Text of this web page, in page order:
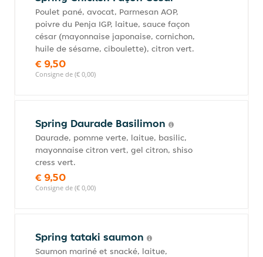
Poulet pané, avocat, Parmesan AOP,
poivre du Penja IGP, laitue, sauce façon
césar (mayonnaise japonaise, cornichon,
huile de sésame, ciboulette), citron vert.
€ 9,50
Consigne de (€ 0,00)
Spring Daurade Basilimon
Daurade, pomme verte, laitue, basilic,
mayonnaise citron vert, gel citron, shiso
cress vert.
€ 9,50
Consigne de (€ 0,00)
Spring tataki saumon
Saumon mariné et snacké, laitue,